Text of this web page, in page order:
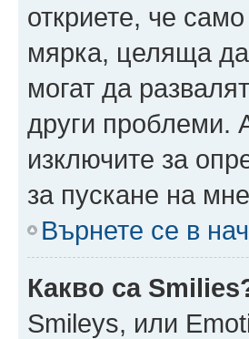
откриете, че
мярка, целяща да
могат да
други проблеми.
изключите за
за пускане на
Върнете се в
Какво са
Smileys, или